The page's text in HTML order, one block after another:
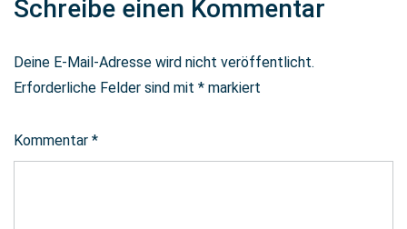
Schreibe einen Kommentar
Deine E-Mail-Adresse wird nicht veröffentlicht.
Erforderliche Felder sind mit * markiert
Kommentar *